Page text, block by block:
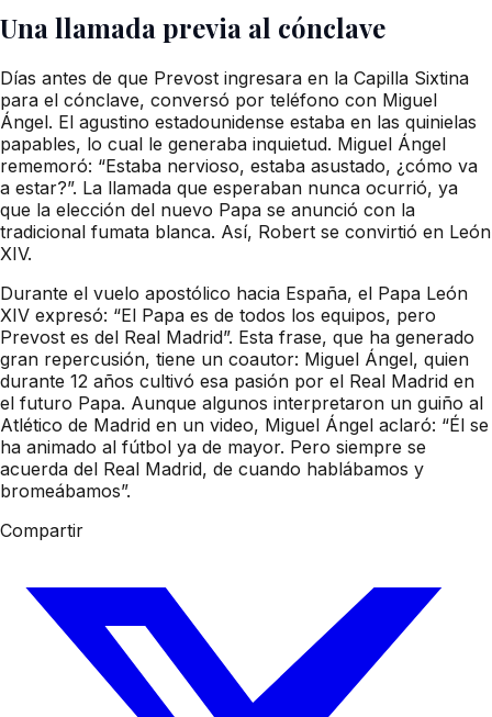
Una llamada previa al cónclave
Días antes de que Prevost ingresara en la Capilla Sixtina
para el cónclave, conversó por teléfono con Miguel
Ángel. El agustino estadounidense estaba en las quinielas
papables, lo cual le generaba inquietud. Miguel Ángel
rememoró: “Estaba nervioso, estaba asustado, ¿cómo va
a estar?”. La llamada que esperaban nunca ocurrió, ya
que la elección del nuevo Papa se anunció con la
tradicional fumata blanca. Así, Robert se convirtió en León
XIV.
Durante el vuelo apostólico hacia España, el Papa León
XIV expresó: “El Papa es de todos los equipos, pero
Prevost es del Real Madrid”. Esta frase, que ha generado
gran repercusión, tiene un coautor: Miguel Ángel, quien
durante 12 años cultivó esa pasión por el Real Madrid en
el futuro Papa. Aunque algunos interpretaron un guiño al
Atlético de Madrid en un video, Miguel Ángel aclaró: “Él se
ha animado al fútbol ya de mayor. Pero siempre se
acuerda del Real Madrid, de cuando hablábamos y
bromeábamos”.
Compartir